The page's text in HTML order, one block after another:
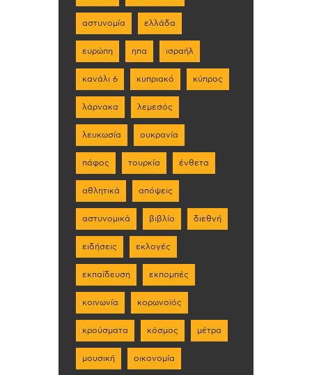
αστυνομία ελλάδα
ευρώπη ηπα ισραήλ
κανάλι 6 κυπριακό κύπρος
λάρνακα λεμεσός
λευκωσία ουκρανία
πάφος τουρκία ένθετα
αθλητικά απόψεις
αστυνομικά βιβλίο διεθνή
ειδήσεις εκλογές
εκπαίδευση εκπομπές
κοινωνία κορωνοϊός
κρούσματα κόσμος μέτρα
μουσική οικονομία